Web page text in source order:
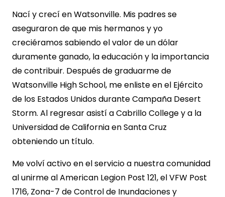
Nací y crecí en Watsonville. Mis padres se
aseguraron de que mis hermanos y yo
creciéramos sabiendo el valor de un dólar
duramente ganado, la educación y la importancia
de contribuir. Después de graduarme de
Watsonville High School, me enliste en el Ejército
de los Estados Unidos durante Campaña Desert
Storm. Al regresar asistí a Cabrillo College y a la
Universidad de California en Santa Cruz
obteniendo un título.
Me volví activo en el servicio a nuestra comunidad
al unirme al American Legion Post 121, el VFW Post
1716, Zona-7 de Control de Inundaciones y